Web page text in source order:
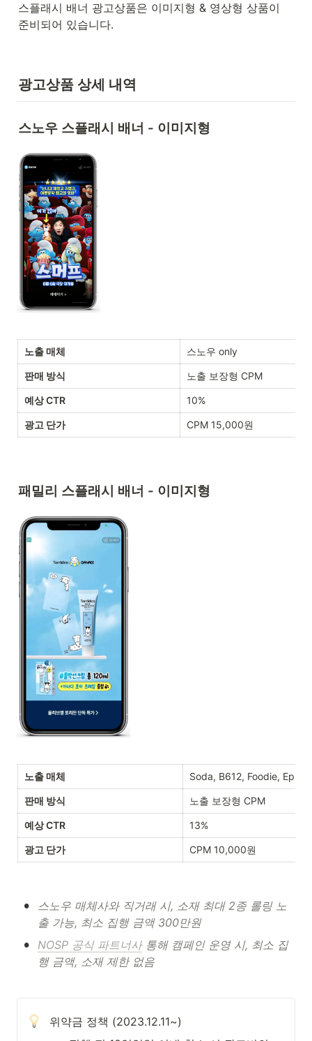
스플래시 배너 광고상품은 이미지형 & 영상형 상품이
준비되어 있습니다.
광고상품 상세 내역
스노우 스플래시 배너 - 이미지형
노출 매체 스노우 only
판매 방식 노출 보장형 CPM
예상 CTR 10%
광고 단가 CPM 15,000원
패밀리 스플래시 배너 - 이미지형
노출 매체 Soda, B612, Foodie, Epik,
판매 방식 노출 보장형 CPM
예상 CTR 13%
광고 단가 CPM 10,000원
•
스노우 매체사와 직거래 시, 소재 최대 2종 롤링 노
출 가능, 최소 집행 금액 300만원
• NOSP 공식 파트너사 통해 캠페인 운영 시, 최소 집
행 금액, 소재 제한 없음
위약금 정책 (2023.12.11~)